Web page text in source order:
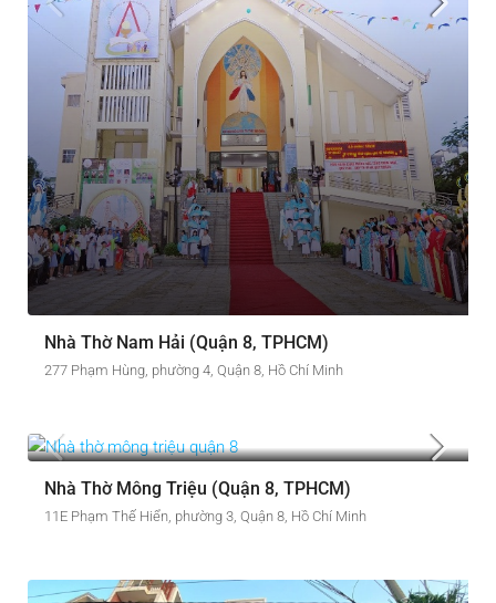
Nhà Thờ Nam Hải (Quận 8, TPHCM)
277 Phạm Hùng, phường 4, Quận 8, Hồ Chí Minh
Nhà Thờ Mông Triệu (Quận 8, TPHCM)
11E Phạm Thế Hiển, phường 3, Quận 8, Hồ Chí Minh